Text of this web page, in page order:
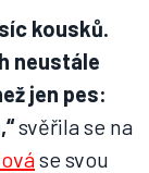
kousků.
neustále
jen pes:
svěřila se na
se svou